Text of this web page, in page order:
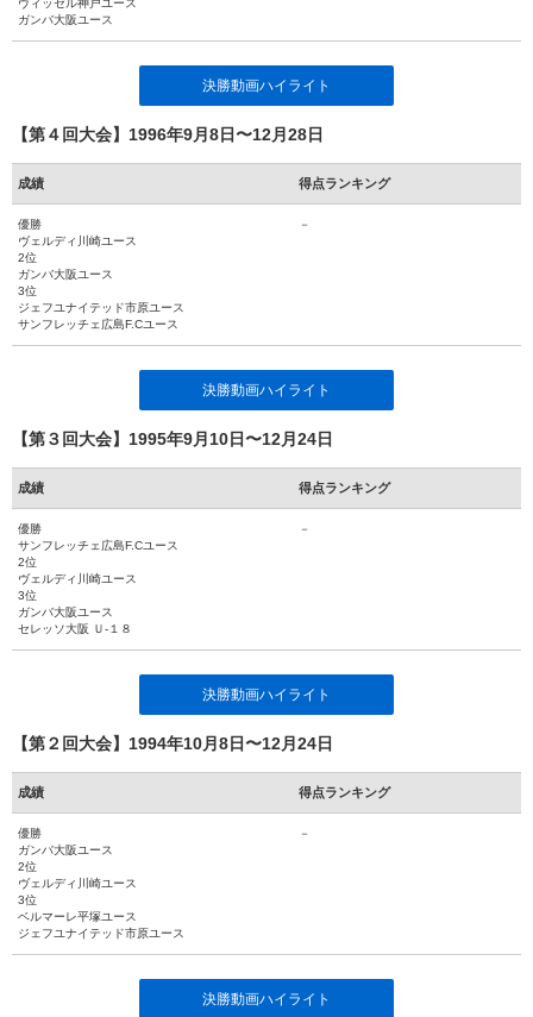
ガンバ大阪ユース
決勝動画ハイライト
【第４回大会】1996年9月8日〜12月28日
成績 得点ランキング
優勝
ヴェルディ川崎ユース
2位
ガンバ大阪ユース
3位
ジェフユナイテッド市原ユース
サンフレッチェ広島F.Cユース
－
決勝動画ハイライト
【第３回大会】1995年9月10日〜12月24日
成績 得点ランキング
優勝
サンフレッチェ広島F.Cユース
2位
ヴェルディ川崎ユース
3位
ガンバ大阪ユース
セレッソ大阪 Ｕ-１８
－
決勝動画ハイライト
【第２回大会】1994年10月8日〜12月24日
成績 得点ランキング
優勝
ガンバ大阪ユース
2位
ヴェルディ川崎ユース
3位
ベルマーレ平塚ユース
ジェフユナイテッド市原ユース
－
決勝動画ハイライト